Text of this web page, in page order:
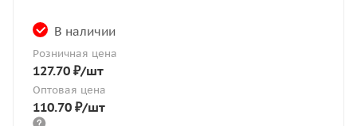
В наличии
Розничная цена
127.70 ₽/шт
Оптовая цена
110.70 ₽/шт